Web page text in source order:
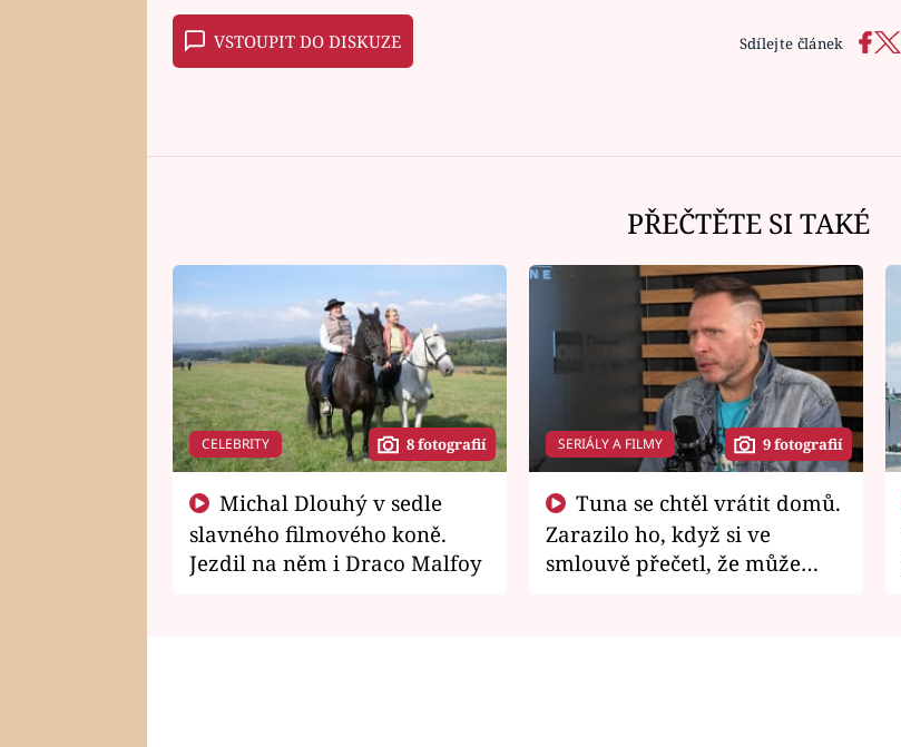
VSTOUPIT DO DISKUZE Sdílejte článek
PŘEČTĚTE SI TAKÉ
CELEBRITY 8 fotografií
slavného filmového koně.
Jezdil na něm i Draco Malfoy
SERIÁLY A FILMY 9 fotografií
Zarazilo ho, když si ve
smlouvě přečetl, že může